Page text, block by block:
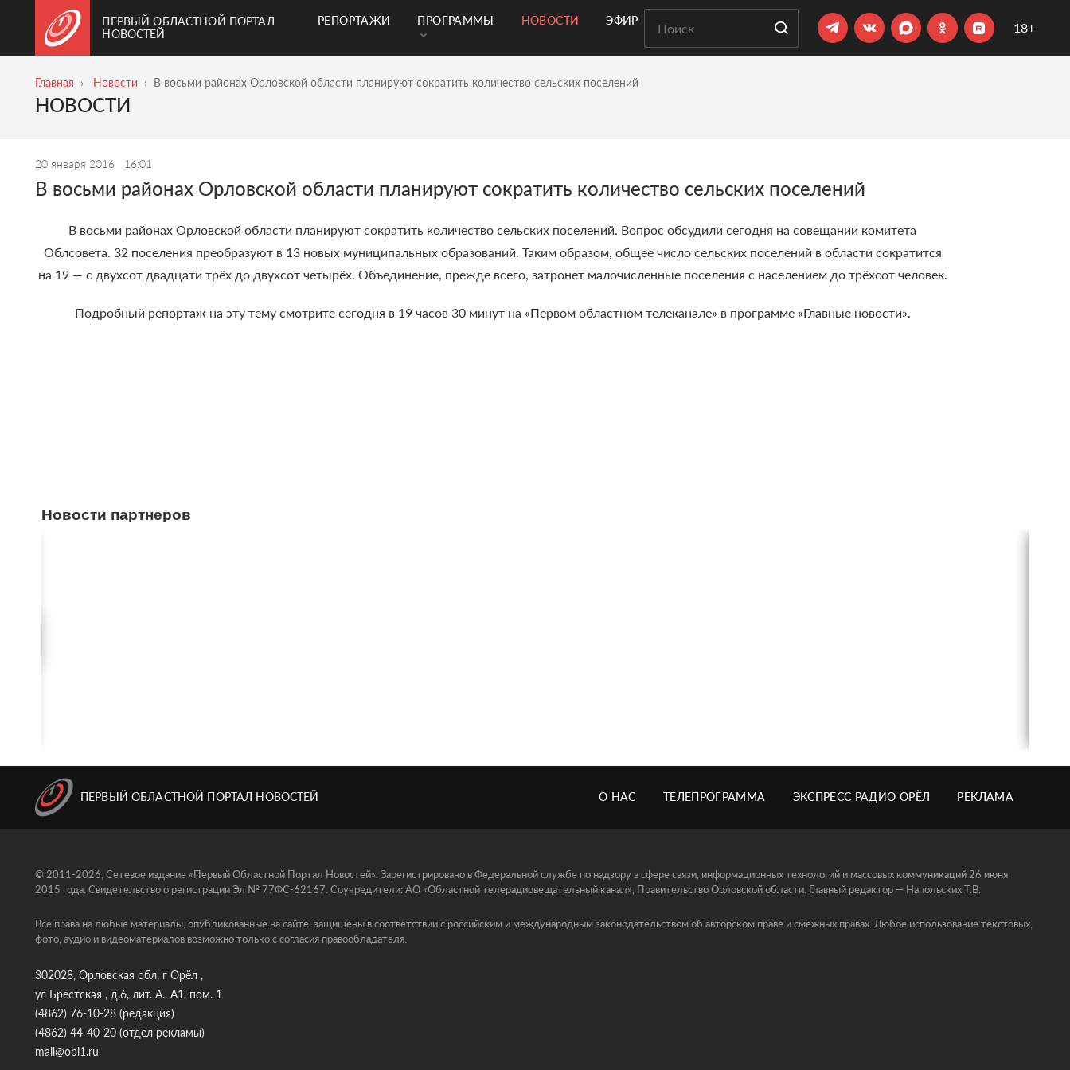
ПЕРВЫЙ ОБЛАСТНОЙ ПОРТАЛ
НОВОСТЕЙ
РЕПОРТАЖИ ПРОГРАММЫ НОВОСТИ ЭФИР 18+
Главная Новости В восьми районах Орловской области планируют сократить количество сельских поселений
НОВОСТИ
20 января 2016 16:01
В восьми районах Орловской области планируют сократить количество сельских поселений
В восьми районах Орловской области планируют сократить количество сельских поселений. Вопрос обсудили сегодня на совещании комитета
Облсовета. 32 поселения преобразуют в 13 новых муниципальных образований. Таким образом, общее число сельских поселений в области сократится
на 19 — с двухсот двадцати трёх до двухсот четырёх. Объединение, прежде всего, затронет малочисленные поселения с населением до трёхсот человек.
Подробный репортаж на эту тему смотрите сегодня в 19 часов 30 минут на «Первом областном телеканале» в программе «Главные новости».
Новости партнеров
ПЕРВЫЙ ОБЛАСТНОЙ ПОРТАЛ НОВОСТЕЙ О НАС ТЕЛЕПРОГРАММА ЭКСПРЕСС РАДИО ОРЁЛ РЕКЛАМА
© 2011-2026, Сетевое издание «Первый Областной Портал Новостей». Зарегистрировано в Федеральной службе по надзору в сфере связи, информационных технологий и массовых коммуникаций 26 июня
2015 года. Свидетельство о регистрации Эл № 77ФС-62167. Соучредители: АО «Областной телерадиовещательный канал», Правительство Орловской области. Главный редактор — Напольских Т.В.
Все права на любые материалы, опубликованные на сайте, защищены в соответствии с российским и международным законодательством об авторском праве и смежных правах. Любое использование текстовых,
фото, аудио и видеоматериалов возможно только с согласия правообладателя.
302028, Орловская обл, г Орёл ,
ул Брестская , д.6, лит. А., А1, пом. 1
(4862) 76-10-28 (редакция)
(4862) 44-40-20 (отдел рекламы)
mail@obl1.ru